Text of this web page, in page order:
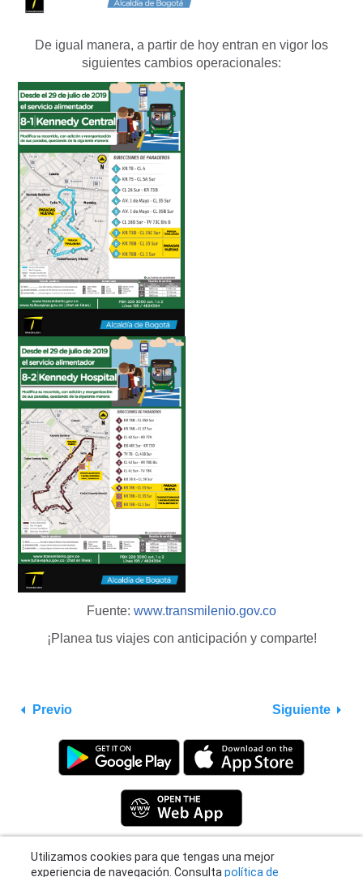
De igual manera, a partir de hoy entran en vigor los
siguientes cambios operacionales:
Fuente: www.transmilenio.gov.co
¡Planea tus viajes con anticipación y comparte!
Previo Siguiente
Privacy Policy| Terms|Support
© 2026 Moovit Updates - All Rights Reserved.
Utilizamos cookies para que tengas una mejor
cookiespara obtener más información o haz